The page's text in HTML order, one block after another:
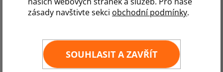
zásady navštivte sekci obchodní podmínky.
SOUHLASIT A ZAVŘÍT
Angola